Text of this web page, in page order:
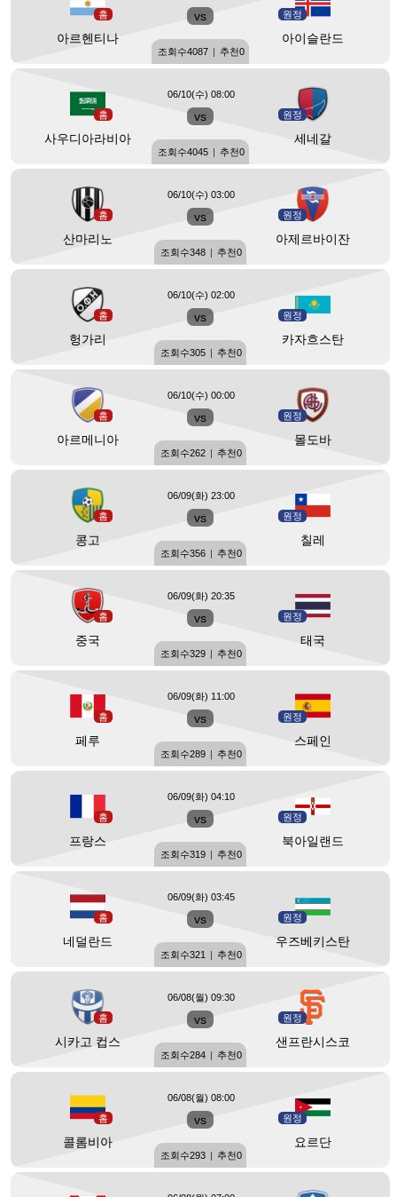
홈
아르헨티나
vs 원정
아이슬란드
조회수4087 | 추천0
홈
사우디아라비아
vs 원정
세네갈
06/10(수) 08:00
조회수4045 | 추천0
홈
산마리노
vs 원정
아제르바이잔
06/10(수) 03:00
조회수348 | 추천0
홈
헝가리
vs 원정
카자흐스탄
06/10(수) 02:00
조회수305 | 추천0
홈
아르메니아
vs 원정
몰도바
06/10(수) 00:00
조회수262 | 추천0
홈
콩고
vs 원정
칠레
06/09(화) 23:00
조회수356 | 추천0
홈
중국
vs 원정
태국
06/09(화) 20:35
조회수329 | 추천0
홈
페루
vs 원정
스페인
06/09(화) 11:00
조회수289 | 추천0
홈
프랑스
vs 원정
북아일랜드
06/09(화) 04:10
조회수319 | 추천0
홈
네덜란드
vs 원정
우즈베키스탄
06/09(화) 03:45
조회수321 | 추천0
홈
시카고 컵스
vs 원정
샌프란시스코
06/08(월) 09:30
조회수284 | 추천0
홈
콜롬비아
vs 원정
요르단
06/08(월) 08:00
조회수293 | 추천0